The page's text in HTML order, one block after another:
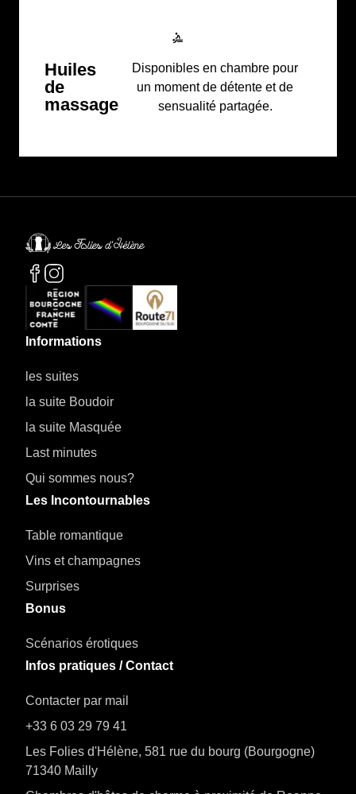
Huiles
de
massage
Disponibles en chambre pour
un moment de détente et de
sensualité partagée.
Informations
les suites
la suite Boudoir
la suite Masquée
Last minutes
Qui sommes nous?
Les Incontournables
Table romantique
Vins et champagnes
Surprises
Bonus
Scénarios érotiques
Infos pratiques / Contact
Contacter par mail
+33 6 03 29 79 41
Les Folies d'Hélène, 581 rue du bourg (Bourgogne)
71340 Mailly